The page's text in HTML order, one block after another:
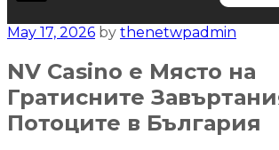
May 17, 2026 by thenetwpadmin
NV Casino е Място на
Гратисните
Потоците в България